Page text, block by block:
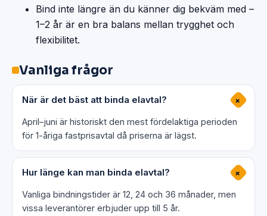
Bind inte längre än du känner dig bekväm med –
1–2 år är en bra balans mellan trygghet och
flexibilitet.
Vanliga frågor
När är det bäst att binda elavtal? +
April–juni är historiskt den mest fördelaktiga perioden
för 1-åriga fastprisavtal då priserna är lägst.
Hur länge kan man binda elavtal? +
Vanliga bindningstider är 12, 24 och 36 månader, men
vissa leverantörer erbjuder upp till 5 år.